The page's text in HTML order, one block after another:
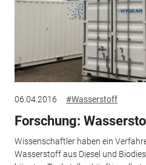
06.04.2016 #Wasserstoff
Forschung:
Wissenschaftler haben ein
Wasserstoff aus Diesel und